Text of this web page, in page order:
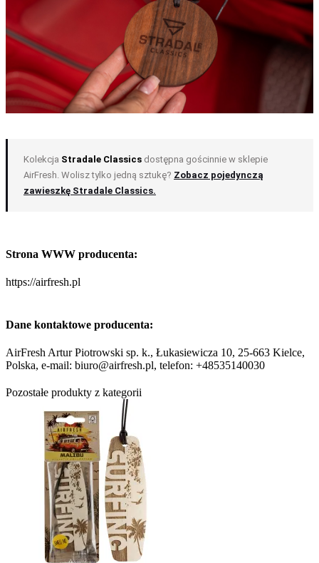
Kolekcja Stradale Classics dostępna gościnnie w sklepie
AirFresh. Wolisz tylko jedną sztukę? Zobacz pojedynczą
zawieszkę Stradale Classics.
Strona WWW producenta:
https://airfresh.pl
Dane kontaktowe producenta:
AirFresh Artur Piotrowski sp. k., Łukasiewicza 10, 25-663 Kielce,
Polska, e-mail: biuro@airfresh.pl, telefon: +48535140030
Pozostałe produkty z kategorii